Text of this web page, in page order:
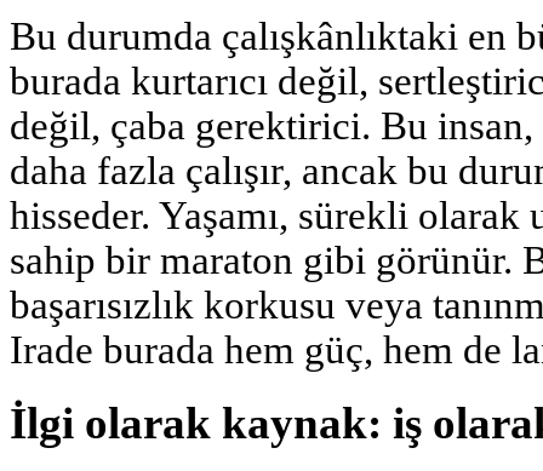
Bu durumda çalışkânlıktaki en
burada kurtarıcı değil,
değil, çaba gerektirici. Bu
daha fazla çalışır, ancak bu
hisseder. Yaşamı, sürekli
sahip bir maraton gibi görünür.
başarısızlık korkusu veya
Irade burada hem güç, hem de
İlgi olarak kaynak: iş